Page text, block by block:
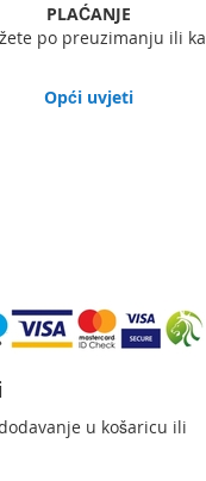
PLAĆANJE
po preuzimanju ili
Opći uvjeti
u košaricu ili